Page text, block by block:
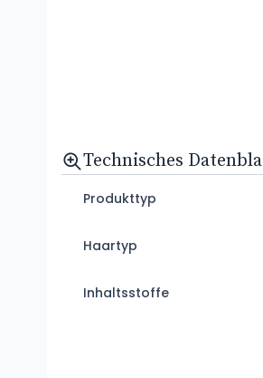
Technisches
Produkttyp
Haartyp
Inhaltsstoffe